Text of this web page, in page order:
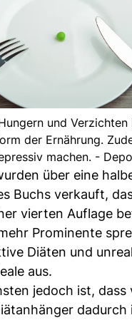
und Verzichten
der Ernährung.
machen. -
über eine
Buchs verkauft,
vierten Auflage
Prominente
Diäten und
aus.
jedoch ist, dass
dadurch